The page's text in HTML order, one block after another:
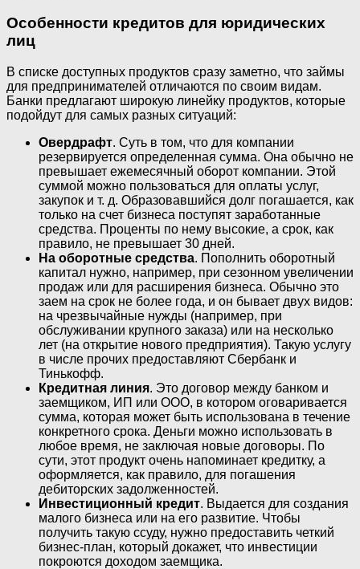
Особенности кредитов для юридических
лиц
В списке доступных продуктов сразу заметно, что займы
для предпринимателей отличаются по своим видам.
Банки предлагают широкую линейку продуктов, которые
подойдут для самых разных ситуаций:
Овердрафт. Суть в том, что для компании
резервируется определенная сумма. Она обычно не
превышает ежемесячный оборот компании. Этой
суммой можно пользоваться для оплаты услуг,
закупок и т. д. Образовавшийся долг погашается, как
только на счет бизнеса поступят заработанные
средства. Проценты по нему высокие, а срок, как
правило, не превышает 30 дней.
На оборотные средства. Пополнить оборотный
капитал нужно, например, при сезонном увеличении
продаж или для расширения бизнеса. Обычно это
заем на срок не более года, и он бывает двух видов:
на чрезвычайные нужды (например, при
обслуживании крупного заказа) или на несколько
лет (на открытие нового предприятия). Такую услугу
в числе прочих предоставляют Сбербанк и
Тинькофф.
Кредитная линия. Это договор между банком и
заемщиком, ИП или ООО, в котором оговаривается
сумма, которая может быть использована в течение
конкретного срока. Деньги можно использовать в
любое время, не заключая новые договоры. По
сути, этот продукт очень напоминает кредитку, а
оформляется, как правило, для погашения
дебиторских задолженностей.
Инвестиционный кредит. Выдается для создания
малого бизнеса или на его развитие. Чтобы
получить такую ссуду, нужно предоставить четкий
бизнес-план, который докажет, что инвестиции
покроются доходом заемщика.